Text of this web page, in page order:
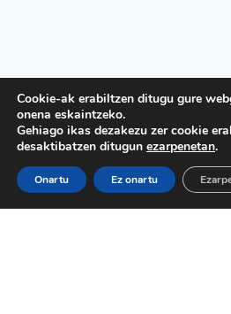
Cookie-ak erabiltzen ditugu gure
onena eskaintzeko.
Gehiago ikas dezakezu zer cookie
desaktibatzen ditugun ezarpenetan.
Onartu Ez onartu